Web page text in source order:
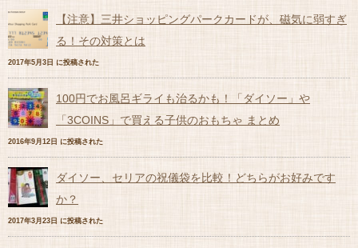
【注意】三井ショッピングパークカードが、磁気に弱すぎ
る！その対策とは
2017年5月3日 に投稿された
100円でお風呂ギライも治るかも！「ダイソー」や
「3COINS」で買える子供のおもちゃ まとめ
2016年9月12日 に投稿された
ダイソー、セリアの祝儀袋を比較！どちらがお好みです
か？
2017年3月23日 に投稿された